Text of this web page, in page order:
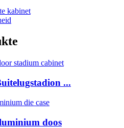
kabinet
...
doos